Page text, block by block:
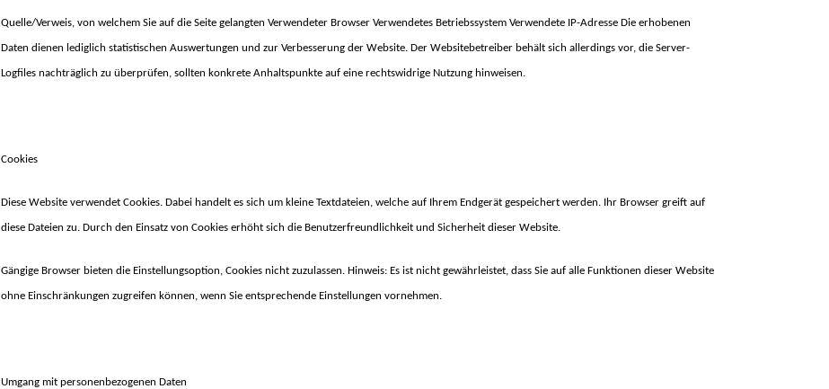
Quelle/Verweis, von welchem Sie auf die Seite gelangten Verwendeter Browser Verwendetes Betriebssystem Verwendete IP-Adresse Die erhobenen
Daten dienen lediglich statistischen Auswertungen und zur Verbesserung der Website. Der Websitebetreiber behält sich allerdings vor, die Server-
Logfiles nachträglich zu überprüfen, sollten konkrete Anhaltspunkte auf eine rechtswidrige Nutzung hinweisen.
Cookies
Diese Website verwendet Cookies. Dabei handelt es sich um kleine Textdateien, welche auf Ihrem Endgerät gespeichert werden. Ihr Browser greift auf
diese Dateien zu. Durch den Einsatz von Cookies erhöht sich die Benutzerfreundlichkeit und Sicherheit dieser Website.
Gängige Browser bieten die Einstellungsoption, Cookies nicht zuzulassen. Hinweis: Es ist nicht gewährleistet, dass Sie auf alle Funktionen dieser Website
ohne Einschränkungen zugreifen können, wenn Sie entsprechende Einstellungen vornehmen.
Umgang mit personenbezogenen Daten